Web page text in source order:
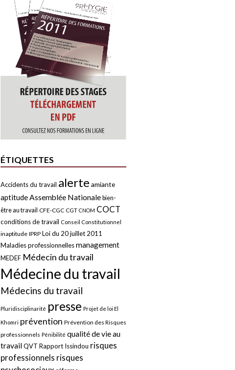
ÉTIQUETTES
Accidents du travail alerte amiante
aptitudeAssemblée Nationale bien-
être au travail CFE-CGC CGT CNOM COCT
conditions de travail Conseil Constitutionnel
inaptitude IPRP Loi du 20 juillet 2011
Maladies professionnellesmanagement
MEDEF Médecin du travail
Médecine du travail
Médecins du travail
Pluridisciplinarité presse Projet de loi El
Khomri prévention Prévention des Risques
professionnels Pénibilité qualité de vie au
travailQVT Rapport Issindou risques
professionnels risques